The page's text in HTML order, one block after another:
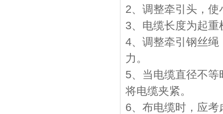
2、调整牵引头，
3、电缆长度为起
4、调整牵引钢丝
力。
5、当电缆直径不
将电缆夹紧。
6、布电缆时，应